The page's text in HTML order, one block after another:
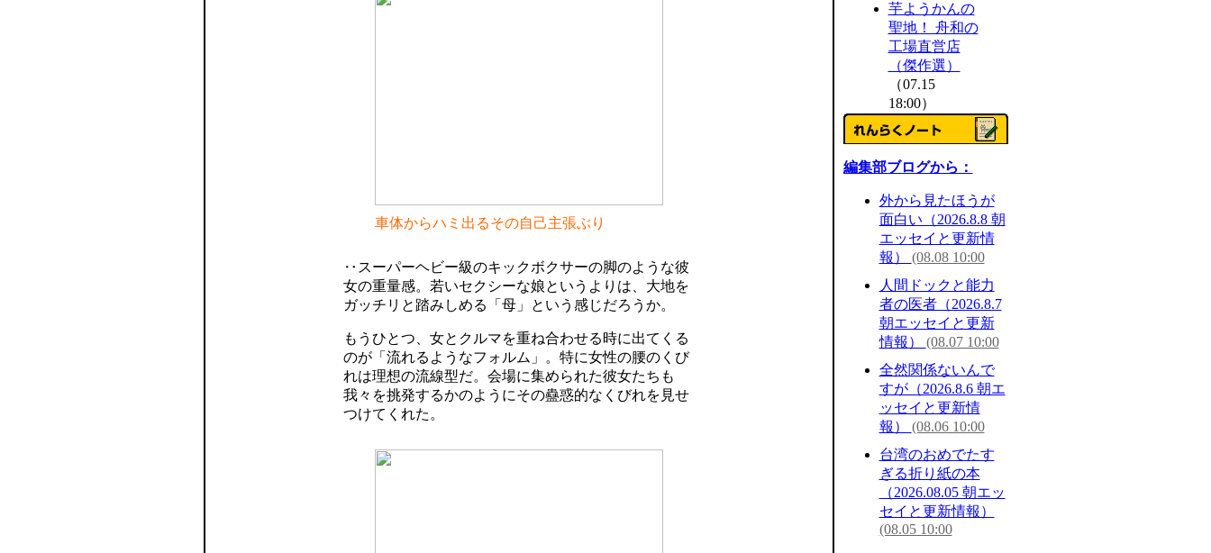
車体からハミ出るその自己主張ぶり
‥スーパーヘビー級のキックボクサーの脚のような彼
女の重量感。若いセクシーな娘というよりは、大地を
ガッチリと踏みしめる「母」という感じだろうか。
もうひとつ、女とクルマを重ね合わせる時に出てくる
のが「流れるようなフォルム」。特に女性の腰のくび
れは理想の流線型だ。会場に集められた彼女たちも
我々を挑発するかのようにその蠱惑的なくびれを見せ
つけてくれた。
芋ようかんの
聖地！ 舟和の
工場直営店
（傑作選）
（07.15
18:00）
編集部ブログから：
外から見たほうが
面白い（2026.8.8 朝
エッセイと更新情
報） (08.08 10:00
人間ドックと能力
者の医者（2026.8.7
朝エッセイと更新
情報） (08.07 10:00
全然関係ないんで
すが（2026.8.6 朝エ
ッセイと更新情
報） (08.06 10:00
台湾のおめでたす
ぎる折り紙の本
（2026.08.05 朝エッ
セイと更新情報）
(08.05 10:00